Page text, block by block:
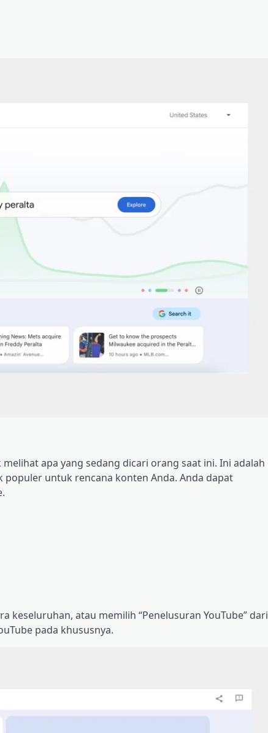
apa yang sedang dicari orang saat ini. Ini adalah
untuk rencana konten Anda. Anda dapat
keseluruhan, atau memilih “Penelusuran YouTube” dari
pada khususnya.